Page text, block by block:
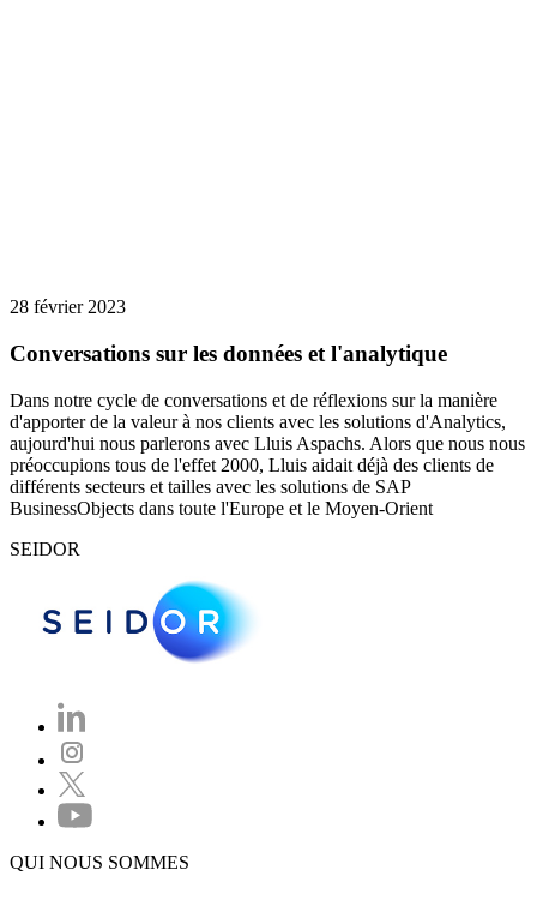
28 février 2023
Conversations sur les données et l'analytique
Dans notre cycle de conversations et de réflexions sur la manière
d'apporter de la valeur à nos clients avec les solutions d'Analytics,
aujourd'hui nous parlerons avec Lluis Aspachs. Alors que nous nous
préoccupions tous de l'effet 2000, Lluis aidait déjà des clients de
différents secteurs et tailles avec les solutions de SAP
BusinessObjects dans toute l'Europe et le Moyen-Orient
SEIDOR
QUI NOUS SOMMES